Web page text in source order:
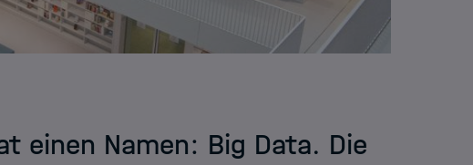
einen Namen: Big Data. Die